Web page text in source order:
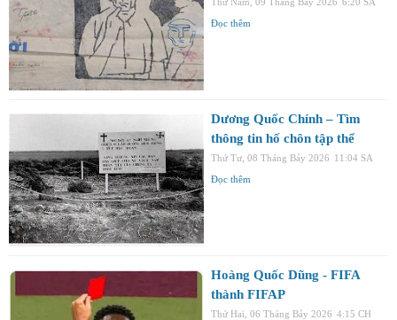
Đọc thêm
Dương Quốc Chính – Tìm
thông tin hố chôn tập thể
Thứ Tư, 08 Tháng Bảy 2026 11:04 SA
Đọc thêm
Hoàng Quốc Dũng - FIFA
thành FIFAP
Thứ Hai, 06 Tháng Bảy 2026 4:15 CH